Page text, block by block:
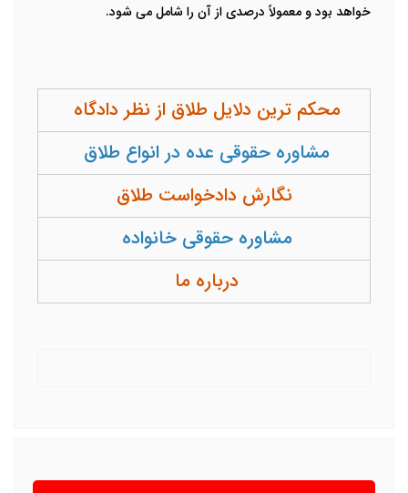
خواهد بود و معمولاً درصدی از آن را شامل می شود.
محکم ترین دلایل طلاق از نظر دادگاه
مشاوره حقوقی عده در انواع طلاق
نگارش دادخواست طلاق
مشاوره حقوقی خانواده
درباره ما